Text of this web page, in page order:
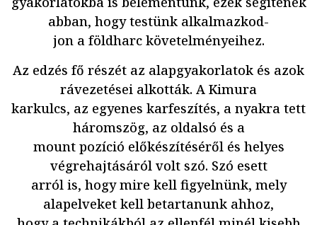
abban, hogy testünk alkalmazkod-
jon a földharc követelményeihez.
Az edzés fő részét az alapgyakorlatok és azok
rávezetései alkották. A Kimura
karkulcs, az egyenes karfeszítés, a nyakra tett
háromszög, az oldalsó és a
mount pozíció előkészítéséről és helyes
végrehajtásáról volt szó. Szó esett
arról is, hogy mire kell figyelnünk, mely
alapelveket kell betartanunk ahhoz,